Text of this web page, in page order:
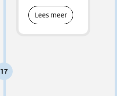
Lees meer
17